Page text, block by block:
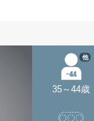
35～44歳
他